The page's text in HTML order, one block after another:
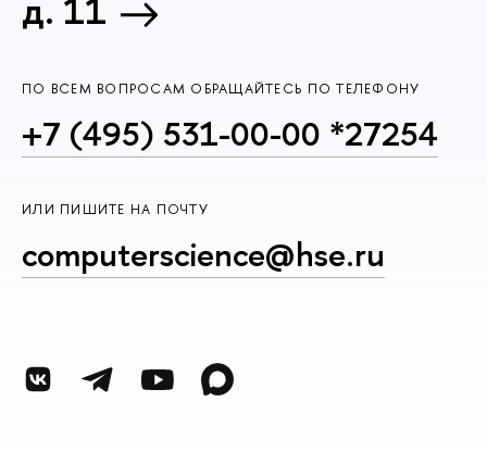
д. 11
ПО ВСЕМ ВОПРОСАМ ОБРАЩАЙТЕСЬ ПО ТЕЛЕФОНУ
+7 (495) 531-00-00 *27254
ИЛИ ПИШИТЕ НА ПОЧТУ
computerscience@hse.ru